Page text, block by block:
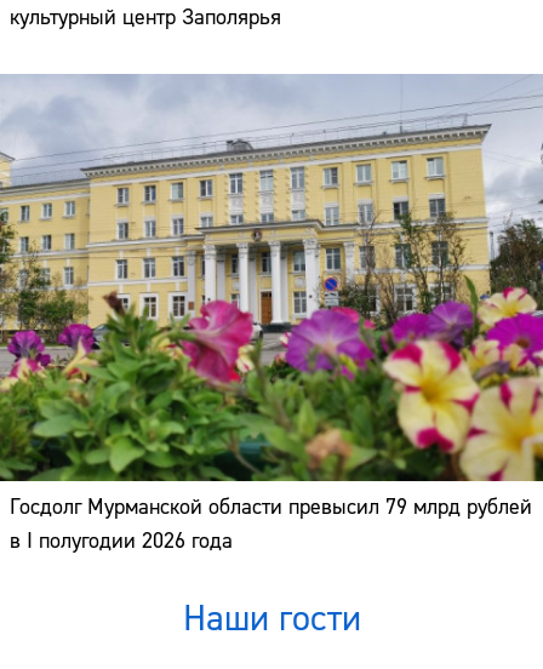
культурный центр Заполярья
Госдолг Мурманской области превысил 79 млрд рублей
в I полугодии 2026 года
Наши гости